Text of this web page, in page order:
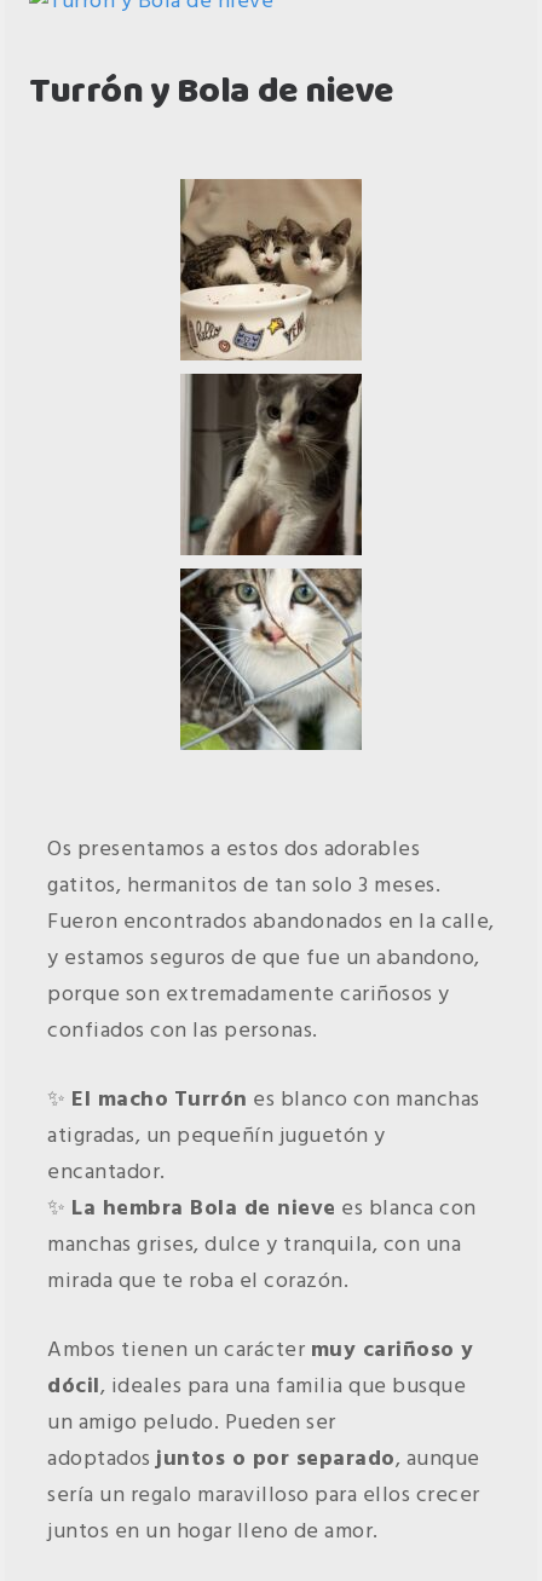
Turrón y Bola de nieve
Os presentamos a estos dos adorables
gatitos, hermanitos de tan solo 3 meses.
Fueron encontrados abandonados en la calle,
y estamos seguros de que fue un abandono,
porque son extremadamente cariñosos y
confiados con las personas.
✨ El macho Turrón es blanco con manchas
atigradas, un pequeñín juguetón y
encantador.
✨ La hembra Bola de nieve es blanca con
manchas grises, dulce y tranquila, con una
mirada que te roba el corazón.
Ambos tienen un carácter muy cariñoso y
dócil, ideales para una familia que busque
un amigo peludo. Pueden ser
adoptadosjuntos o por separado, aunque
sería un regalo maravilloso para ellos crecer
juntos en un hogar lleno de amor.